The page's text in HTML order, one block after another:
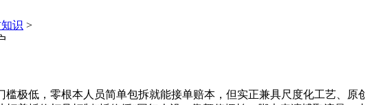
识 >
低，零根本人员简单包拆就能接单赔本，但实正兼具尺度化工艺、原